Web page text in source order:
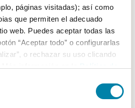
páginas visitadas); así como
que permiten el adecuado
web. Puedes aceptar todas las
“Aceptar todo” o configurarlas
o rechazar su uso clicando
PRECIO 14.71 %
Madrid